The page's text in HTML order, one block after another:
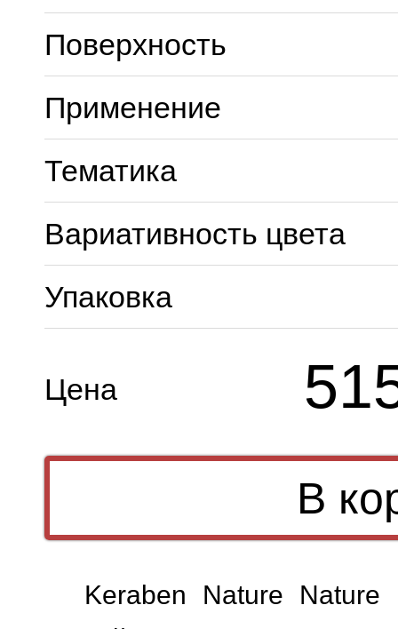
Поверхность
Применение
Тематика
Вариативность цвета
Упаковка
Цена
Keraben Nature